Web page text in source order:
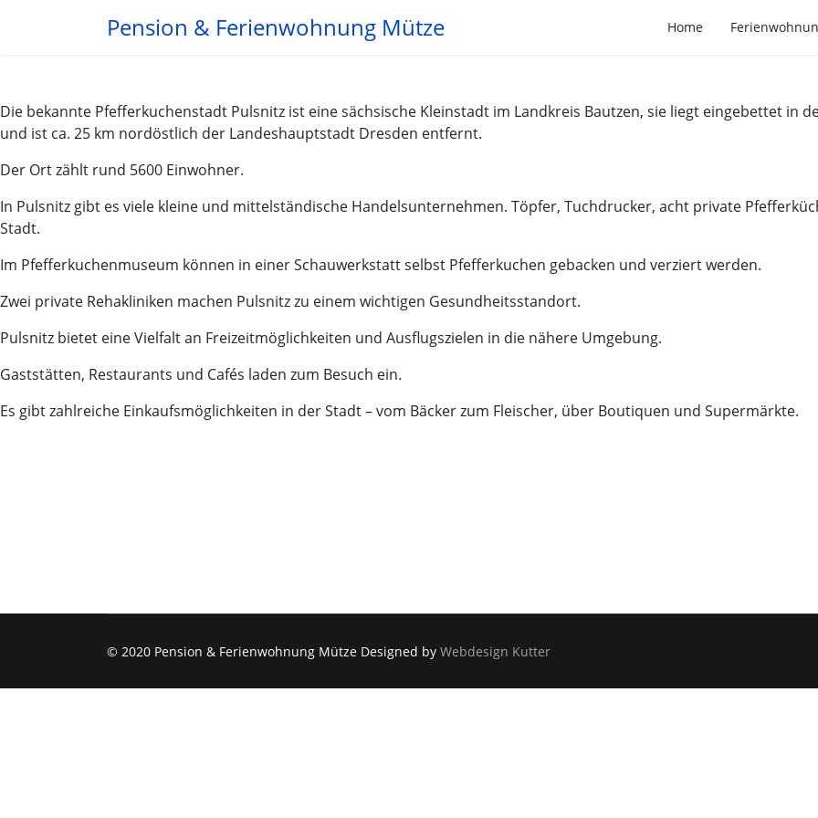
Pension & Ferienwohnung Mütze Home
Die bekannte Pfefferkuchenstadt Pulsnitz ist eine sächsische Kleinstadt im Landkreis Bautzen, sie liegt eingebettet in
und ist ca. 25 km nordöstlich der Landeshauptstadt Dresden entfernt.
Der Ort zählt rund 5600 Einwohner.
In Pulsnitz gibt es viele kleine und mittelständische Handelsunternehmen. Töpfer, Tuchdrucker, acht private
Stadt.
Im Pfefferkuchenmuseum können in einer Schauwerkstatt selbst Pfefferkuchen gebacken und verziert werden.
Zwei private Rehakliniken machen Pulsnitz zu einem wichtigen Gesundheitsstandort.
Pulsnitz bietet eine Vielfalt an Freizeitmöglichkeiten und Ausflugszielen in die nähere Umgebung.
Gaststätten, Restaurants und Cafés laden zum Besuch ein.
Es gibt zahlreiche Einkaufsmöglichkeiten in der Stadt – vom Bäcker zum Fleischer, über Boutiquen und Supermärkte.
© 2020 Pension & Ferienwohnung Mütze Designed by Webdesign Kutter